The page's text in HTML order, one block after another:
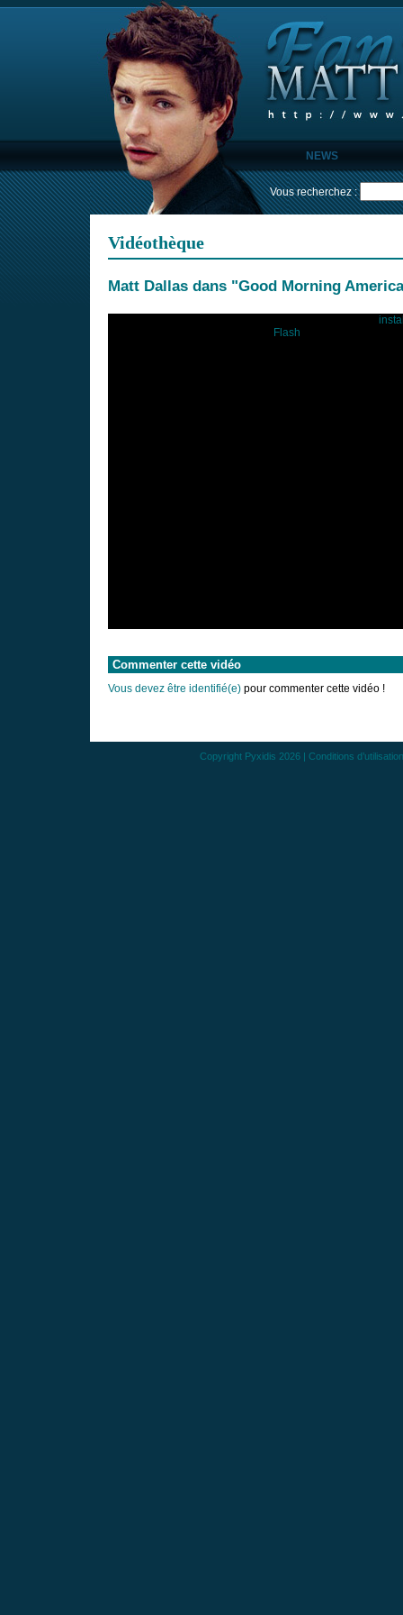
NEWS
Vous recherchez :
Vidéothèque
Matt Dallas dans "Good Morning
Flash
Commenter cette vidéo
Vous devez être identifié(e) pour commenter cette vidéo !
Copyright Pyxidis 2026 | Conditions d’utilisation